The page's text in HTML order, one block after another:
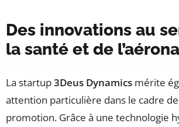
Des innovations au
la santé et de
La startup3Deus Dynamics mérite
attention particulière dans le cadre
promotion. Grâce à une technologie